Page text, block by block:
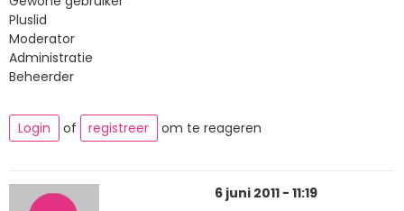
Pluslid
Moderator
Administratie
Beheerder
Login of registreer om te reageren
6 juni 2011 - 11:19